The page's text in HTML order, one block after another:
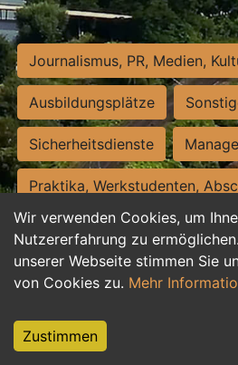
Wir verwenden Cookies, um
Nutzererfahrung zu
unserer Webseite stimmen Sie
von Cookies zu. Mehr
Zustimmen
Journalismus, PR, Medien,
Ausbildungsplätze
Sicherheitsdienste
Praktika, Werkstudenten,
Personalwesen Assistenz,
Hilfskräfte, Aushilfs- und
Weiterbildung, Studium, duale